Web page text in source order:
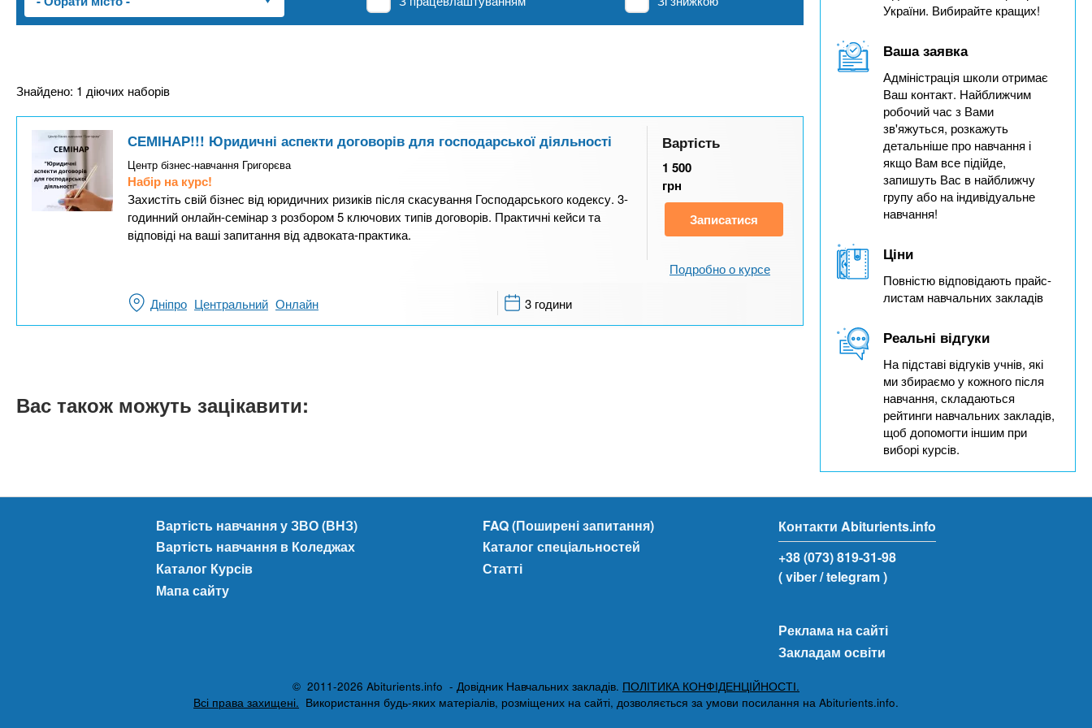
n
s
o
и
х
а
к
л
Знайдено: 1 діючих наборів
СЕМІНАР!!! Юридичні аспекти договорів для господарської діяльності
Центр бізнес-навчання Григорєва
Набір на курс!
Захистіть свій бізнес від юридичних ризиків після скасування Господарського кодексу. 3-
годинний онлайн-семінар з розбором 5 ключових типів договорів. Практичні кейси та
відповіді на ваші запитання від адвоката-практика.
Вартість
1 500
грн
Записатися
Подробно о курсе
Дніпро Центральний Онлайн 3 години
Вас також можуть зацікавити:
України. Вибирайте кращих!
Ваша заявка
Адміністрація школи отримає
Ваш контакт. Найближчим
робочий час з Вами
зв'яжуться, розкажуть
детальніше про навчання і
якщо Вам все підійде,
запишуть Вас в найближчу
групу або на індивідуальне
навчання!
Ціни
Повністю відповідають прайс-
листам навчальних закладів
Реальні відгуки
На підставі відгуків учнів, які
ми збираємо у кожного після
навчання, складаються
рейтинги навчальних закладів,
щоб допомогти іншим при
виборі курсів.
Вартість навчання у ЗВО (ВНЗ)
Вартість навчання в Коледжах
Каталог Курсів
Мапа сайту
FAQ (Поширені запитання)
Каталог спеціальностей
Статті
Контакти Abiturients.info
+38 (073) 819-31-98
( viber/ telegram )
Реклама на сайті
Закладам освіти
© 2011-2026 Abiturients.info - Довідник Навчальних закладів. ПОЛІТИКА КОНФІДЕНЦІЙНОСТІ.
Всі права захищені. Використання будь-яких матеріалів, розміщених на сайті, дозволяється за умови посилання на Abiturients.info.